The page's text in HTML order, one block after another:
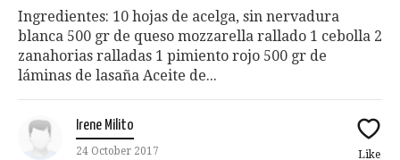
Ingredientes: 10 hojas de acelga, sin nervadura
blanca 500 gr de queso mozzarella rallado 1 cebolla 2
zanahorias ralladas 1 pimiento rojo 500 gr de
láminas de lasaña Aceite de...
Irene Milito
24 October 2017 Like